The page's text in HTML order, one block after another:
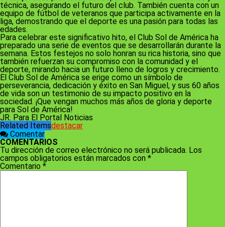
técnica, asegurando el futuro del club. También cuenta con un
equipo de fútbol de veteranos que participa activamente en la
liga, demostrando que el deporte es una pasión para todas las
edades.
Para celebrar este significativo hito, el Club Sol de América ha
preparado una serie de eventos que se desarrollarán durante la
semana. Estos festejos no solo honran su rica historia, sino que
también refuerzan su compromiso con la comunidad y el
deporte, mirando hacia un futuro lleno de logros y crecimiento.
El Club Sol de América se erige como un símbolo de
perseverancia, dedicación y éxito en San Miguel, y sus 60 años
de vida son un testimonio de su impacto positivo en la
sociedad. ¡Que vengan muchos más años de gloria y deporte
para Sol de América!
JR. Para El Portal Noticias
Related Itemsdestacar
Comentar
COMENTARIOS
Tu dirección de correo electrónico no será publicada. Los
campos obligatorios están marcados con *
Comentario *